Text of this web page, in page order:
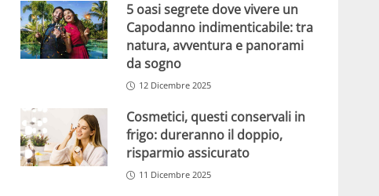
5 oasi segrete dove vivere un
Capodanno indimenticabile: tra
natura, avventura e panorami
da sogno
12 Dicembre 2025
Cosmetici, questi conservali in
frigo: dureranno il doppio,
risparmio assicurato
11 Dicembre 2025